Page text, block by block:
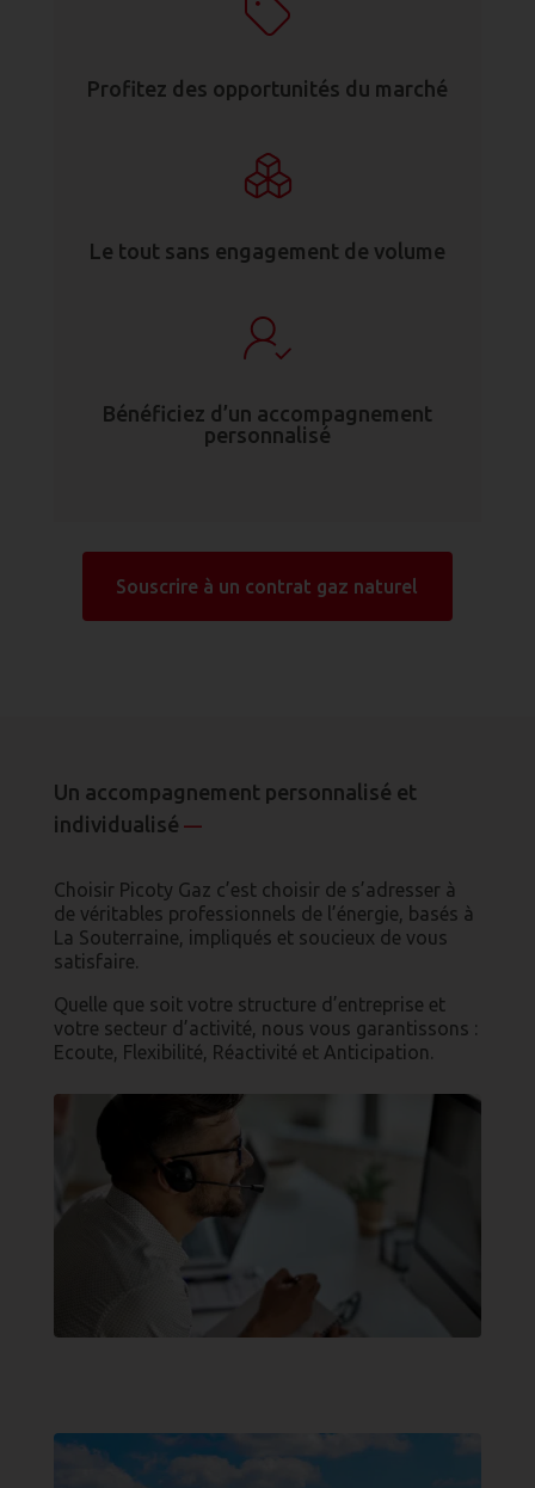
Profitez des opportunités du marché
Le tout sans engagement de volume
Bénéficiez d’un accompagnement
personnalisé
Souscrire à un contrat gaz naturel
Un accompagnement personnalisé et
individualisé —
Choisir Picoty Gaz c’est choisir de s’adresser à
de véritables professionnels de l’énergie, basés à
La Souterraine, impliqués et soucieux de vous
satisfaire.
Quelle que soit votre structure d’entreprise et
votre secteur d’activité, nous vous garantissons :
Ecoute, Flexibilité, Réactivité et Anticipation.